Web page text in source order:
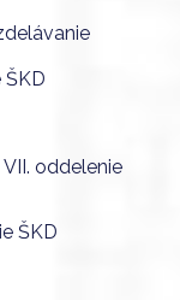
oddelenie
ŠKD